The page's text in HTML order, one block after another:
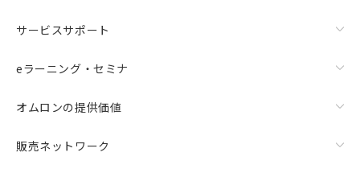
サービスサポート
eラーニング・セミナ
オムロンの提供価値
販売ネットワーク